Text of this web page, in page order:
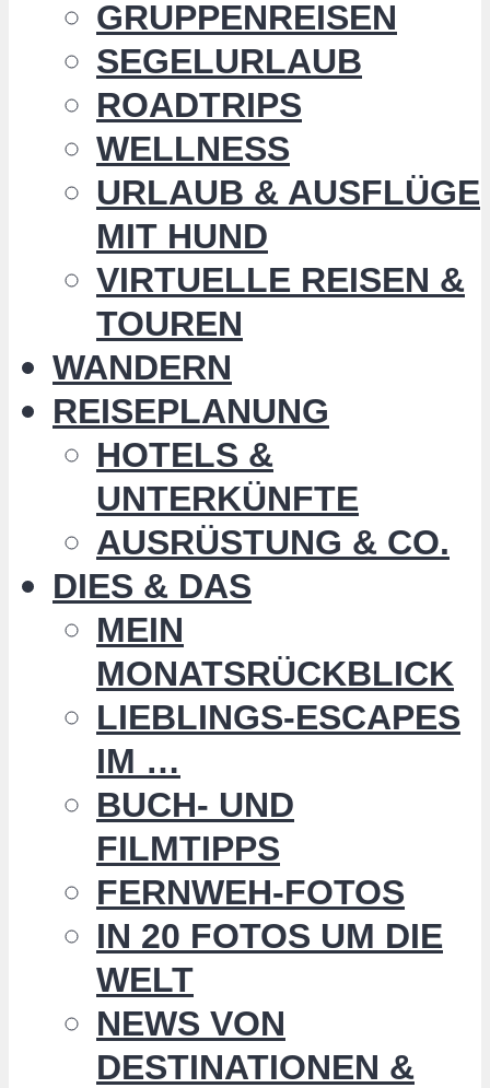
GRUPPENREISEN
SEGELURLAUB
ROADTRIPS
WELLNESS
URLAUB & AUSFLÜGE
MIT HUND
VIRTUELLE REISEN &
TOUREN
WANDERN
REISEPLANUNG
HOTELS &
UNTERKÜNFTE
AUSRÜSTUNG & CO.
DIES & DAS
MEIN
MONATSRÜCKBLICK
LIEBLINGS-ESCAPES
IM …
BUCH- UND
FILMTIPPS
FERNWEH-FOTOS
IN 20 FOTOS UM DIE
WELT
NEWS VON
DESTINATIONEN &